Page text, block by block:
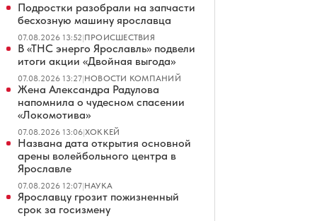
Подростки разобрали на запчасти
бесхозную машину ярославца
07.08.2026 13:52|ПРОИСШЕСТВИЯ
В «ТНС энерго Ярославль» подвели
итоги акции «Двойная выгода»
07.08.2026 13:27|НОВОСТИ КОМПАНИЙ
Жена Александра Радулова
напомнила о чудесном спасении
«Локомотива»
07.08.2026 13:06|ХОККЕЙ
Названа дата открытия основной
арены волейбольного центра в
Ярославле
07.08.2026 12:07|НАУКА
Ярославцу грозит пожизненный
срок за госизмену